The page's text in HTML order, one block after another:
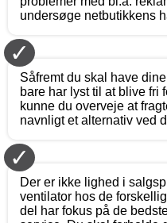
undersøge netbutikkens
✓
Såfremt du skal have
bare har lyst til at blive fri
kunne du overveje at
navnligt et alternativ ved
✓
Der er ikke lighed i
ventilator hos de
del har fokus på de